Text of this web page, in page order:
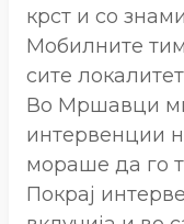
крст и со
Мобилните
сите
Во Мршавци
интервенции
мораше да го
Покрај